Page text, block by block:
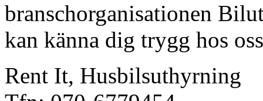
branschorganisationen
kan känna dig trygg hos
Rent It, Husbilsuthyrning